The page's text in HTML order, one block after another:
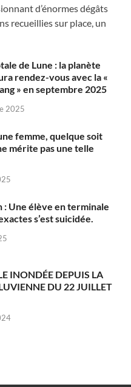
d’énormes dégâts
recueillies sur place, un
de Lune : la planète
rendez-vous avec la «
» en septembre 2025
2025
femme, quelque soit
mérite pas une telle
: Une élève en terminale
s’est suicidée.
INONDÉE DEPUIS LA
DU 22 JUILLET